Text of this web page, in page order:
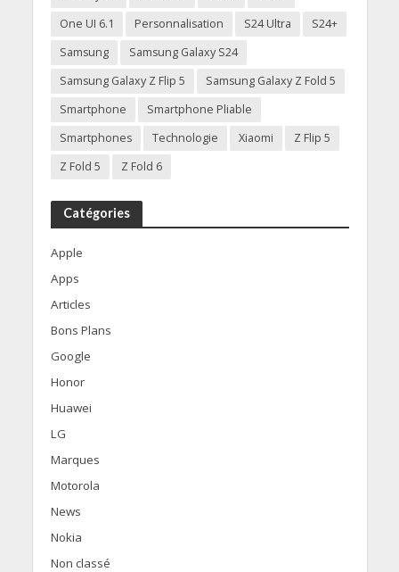
One UI 6.1
Personnalisation S24 Ultra
S24+
Samsung
Samsung Galaxy S24
Samsung Galaxy Z Flip 5
Samsung Galaxy Z Fold 5
Smartphone
Smartphone Pliable
Smartphones
Technologie Xiaomi
Z Flip 5
Z Fold 5
Z Fold 6
Catégories
Apple
Apps
Articles
Bons Plans
Google
Honor
Huawei
LG
Marques
Motorola
News
Nokia
Non classé